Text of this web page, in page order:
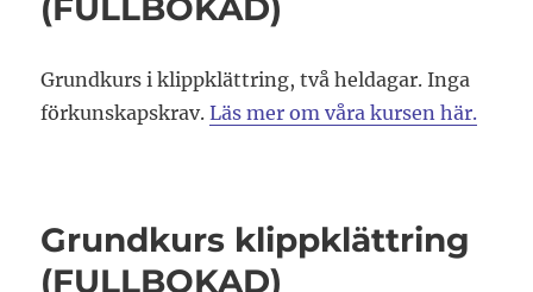
Grundkurs i klippklättring, två heldagar. Inga
förkunskapskrav.Läs mer om våra kursen här.
Grundkurs klippklättring
(FULLBOKAD)